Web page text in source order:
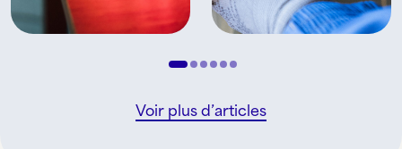
Voir plus d’articles